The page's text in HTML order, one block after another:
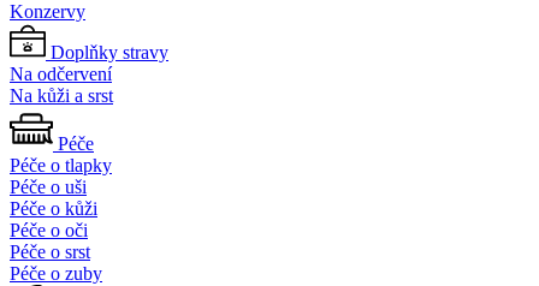
Konzervy
Doplňky stravy
Na odčervení
Na kůži a srst
Péče
Péče o tlapky
Péče o uši
Péče o kůži
Péče o oči
Péče o srst
Péče o zuby